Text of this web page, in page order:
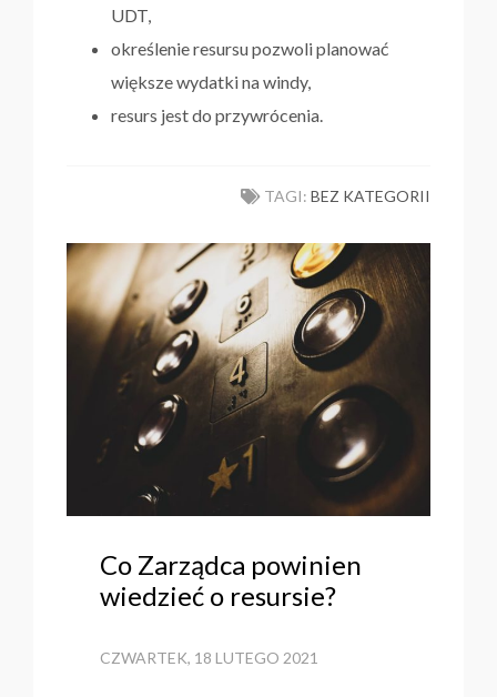
UDT,
określenie resursu pozwoli planować
większe wydatki na windy,
resurs jest do przywrócenia.
TAGI: BEZ KATEGORII
Co Zarządca powinien
wiedzieć o resursie?
CZWARTEK, 18 LUTEGO 2021